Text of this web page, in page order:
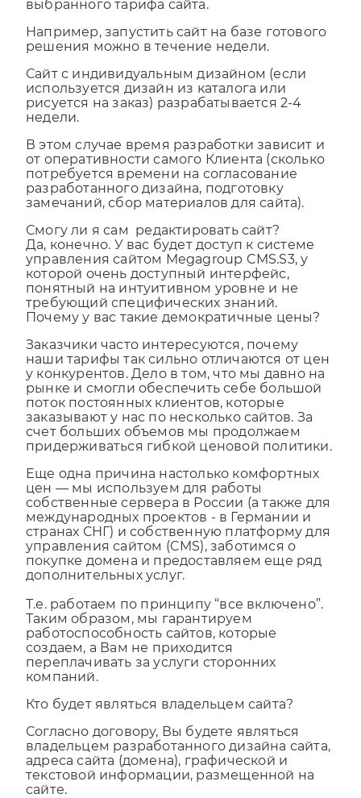
Срок разработки сайта зависит от
Например, запустить сайт на базе готового
Сайт с индивидуальным дизайном (если
используется дизайн из каталога или
рисуется на заказ) разрабатывается 2-4
В этом случае время разработки зависит и
от оперативности самого Клиента (сколько
потребуется времени на согласование
разработанного дизайна, подготовку
Смогу ли я сам редактировать сайт?
Да, конечно. У вас будет доступ к системе
управления сайтом Megagroup CMS.S3, у
которой очень доступный интерфейс,
понятный на интуитивном уровне и не
требующий специфических знаний.
Заказчики часто интересуются, почему
наши тарифы так сильно отличаются от цен
у конкурентов. Дело в том, что мы давно на
рынке и смогли обеспечить себе большой
поток постоянных клиентов, которые
заказывают у нас по несколько сайтов. За
счет больших объемов мы продолжаем
Еще одна причина настолько комфортных
цен — мы используем для работы
собственные сервера в России (а также для
международных проектов - в Германии и
странах СНГ) и собственную платформу для
управления сайтом (CMS), заботимся о
покупке домена и предоставляем еще ряд
Т.е. работаем по принципу “все включено”.
Таким образом, мы гарантируем
работоспособность сайтов, которые
создаем, а Вам не приходится
переплачивать за услуги сторонних
Согласно договору, Вы будете являться
владельцем разработанного дизайна сайта,
адреса сайта (домена), графической и
текстовой информации, размещенной на